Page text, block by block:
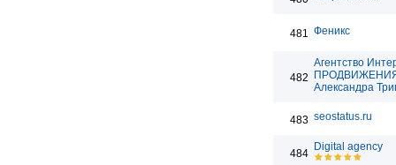
481 Феникс
482
Агентство
Александра
483 seostatus.ru
484
Digital agency